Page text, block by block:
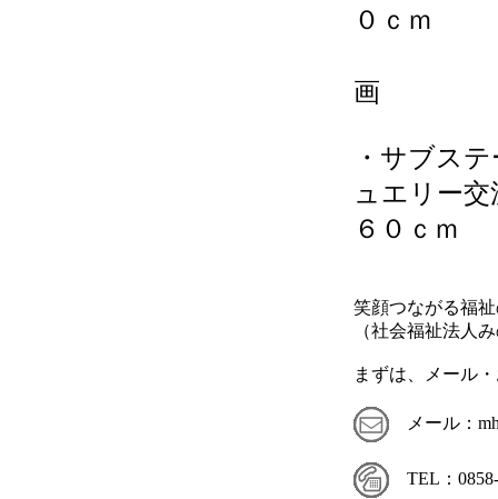
０ｃｍ
画
・サブス
ュエリー
６０ｃｍ
笑顔つながる福
（社会福祉法人
まずは、メール
メール：
TEL：0858-